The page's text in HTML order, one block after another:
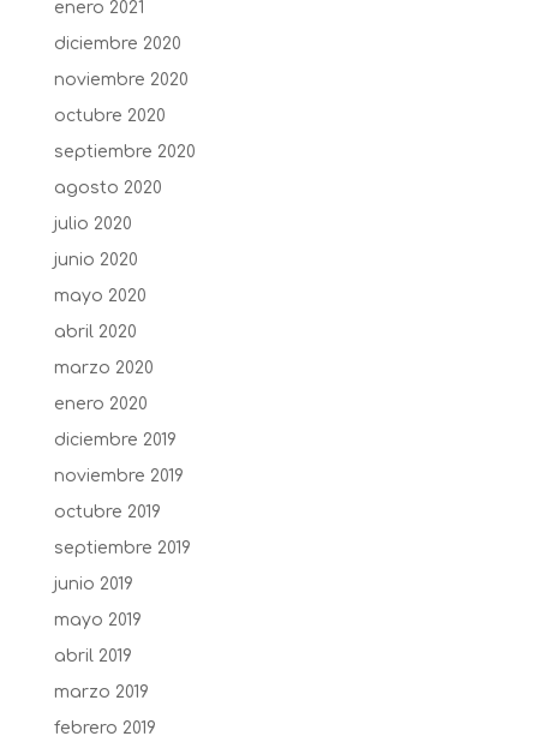
enero 2021
diciembre 2020
noviembre 2020
octubre 2020
septiembre 2020
agosto 2020
julio 2020
junio 2020
mayo 2020
abril 2020
marzo 2020
enero 2020
diciembre 2019
noviembre 2019
octubre 2019
septiembre 2019
junio 2019
mayo 2019
abril 2019
marzo 2019
febrero 2019